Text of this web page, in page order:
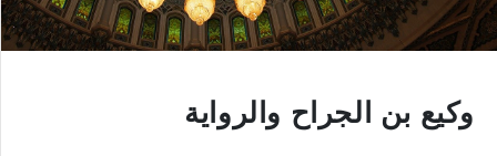
وكيع بن الجراح والرواية